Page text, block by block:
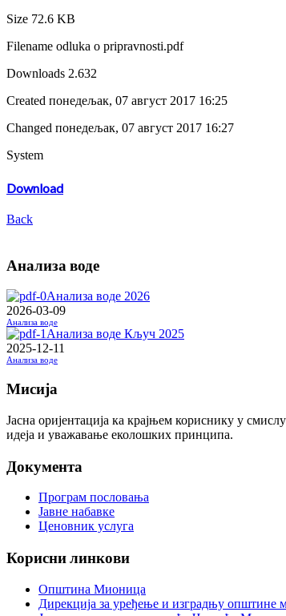
Size 72.6 KB
Filename odluka o pripravnosti.pdf
Downloads 2.632
Created понедељак, 07 август 2017 16:25
Changed понедељак, 07 август 2017 16:27
System
Download
Back
Анализа воде
Анализа воде 2026
2026-03-09
Анализа воде
Анализа воде Кључ 2025
2025-12-11
Анализа воде
Мисија
Јасна оријентација ка крајњем кориснику у
идеја и уважавање еколошких принципа.
Документа
Програм пословања
Јавне набавке
Ценовник услуга
Корисни линкови
Општина Мионица
Дирекција за уређење и изградњу општине